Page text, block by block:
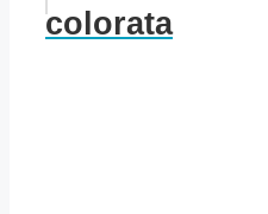
colorata